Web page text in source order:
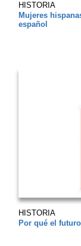
HISTORIA
Mujeres
español
HISTORIA
Por qué el